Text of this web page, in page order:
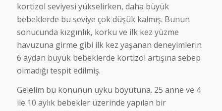
kortizol seviyesi yükselirken, daha büyük
bebeklerde bu seviye çok düşük kalmış. Bunun
sonucunda kızgınlık, korku ve ilk kez yüzme
havuzuna girme gibi ilk kez yaşanan deneyimlerin
6 aydan büyük bebeklerde kortizol artışına sebep
olmadığı tespit edilmiş.
Gelelim bu konunun uyku boyutuna. 25 anne ve 4
ile 10 aylık bebekler üzerinde yapılan bir